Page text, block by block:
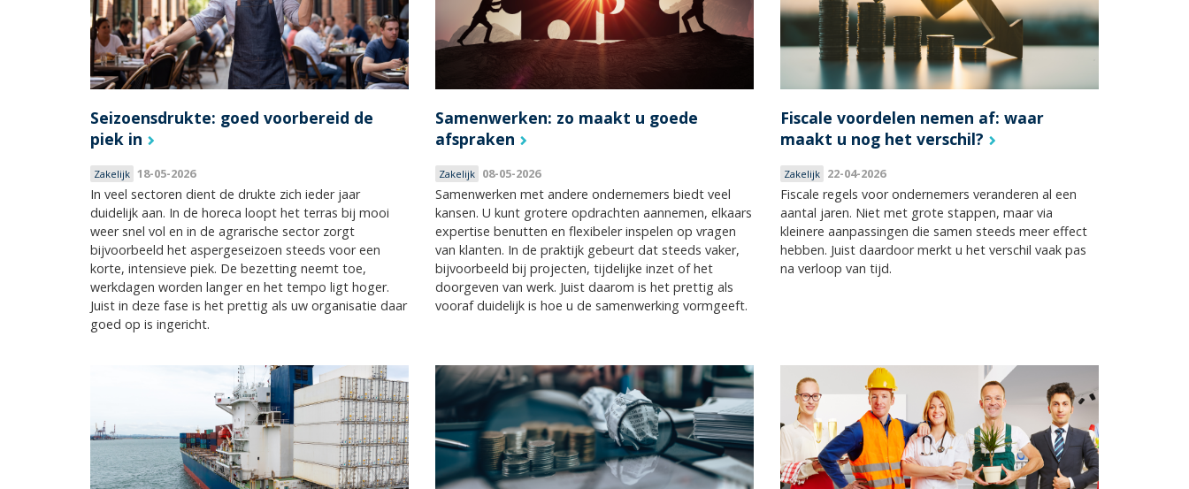
Seizoensdrukte: goed voorbereid de
piek in
Zakelijk 18-05-2026
In veel sectoren dient de drukte zich ieder jaar
duidelijk aan. In de horeca loopt het terras bij mooi
weer snel vol en in de agrarische sector zorgt
bijvoorbeeld het aspergeseizoen steeds voor een
korte, intensieve piek. De bezetting neemt toe,
werkdagen worden langer en het tempo ligt hoger.
Juist in deze fase is het prettig als uw organisatie daar
goed op is ingericht.
Samenwerken: zo maakt u goede
afspraken
Zakelijk 08-05-2026
Samenwerken met andere ondernemers biedt veel
kansen. U kunt grotere opdrachten aannemen, elkaars
expertise benutten en flexibeler inspelen op vragen
van klanten. In de praktijk gebeurt dat steeds vaker,
bijvoorbeeld bij projecten, tijdelijke inzet of het
doorgeven van werk. Juist daarom is het prettig als
vooraf duidelijk is hoe u de samenwerking vormgeeft.
Fiscale voordelen nemen af: waar
maakt u nog het verschil?
Zakelijk 22-04-2026
Fiscale regels voor ondernemers veranderen al een
aantal jaren. Niet met grote stappen, maar via
kleinere aanpassingen die samen steeds meer effect
hebben. Juist daardoor merkt u het verschil vaak pas
na verloop van tijd.